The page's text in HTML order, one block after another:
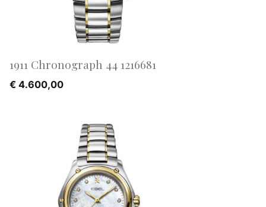
1911 Chronograph 44 1216681
€ 4.600,00